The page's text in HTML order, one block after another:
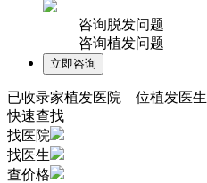
咨询脱发问题
咨询植发问题
已收录家植发医院 位植发医生
快速查找
找医院
找医生
查价格